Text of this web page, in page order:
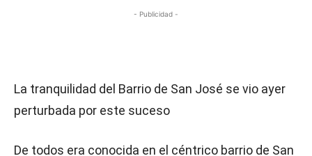
- Publicidad -
La tranquilidad del Barrio de San José se vio ayer
perturbada por este suceso
De todos era conocida en el céntrico barrio de San